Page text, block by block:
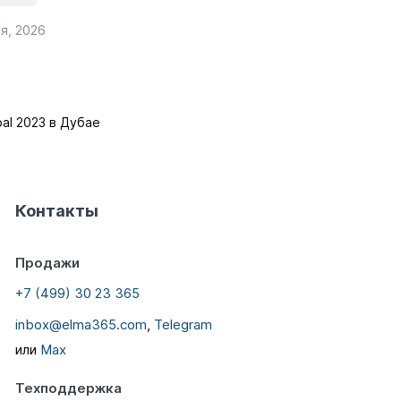
2026
2023 в Дубае
Контакты
Продажи
+7 (499) 30 23 365
inbox@elma365.com Telegram
или Max
Техподдержка